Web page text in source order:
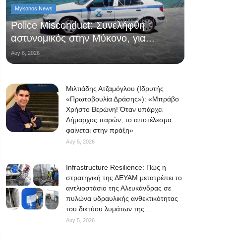
Mykonos News
Police Misconduct: Συνελήφθη
αστυνομικός στην Μύκονο, για...
Αυγ 6, 2026
Μιλτιάδης Ατζαμόγλου (Ιδρυτής
«Πρωτοβουλία Δράσης»): «Μπράβο
Χρήστο Βερώνη! Όταν υπάρχει
Δήμαρχος παρών, το αποτέλεσμα
φαίνεται στην πράξη»
Αυγ 5, 2026
Infrastructure Resilience: Πώς η
στρατηγική της ΔΕΥΑΜ μετατρέπει το
αντλιοστάσιο της Αλευκάνδρας σε
πυλώνα υδραυλικής ανθεκτικότητας
του δικτύου λυμάτων της...
Αυγ 5, 2026